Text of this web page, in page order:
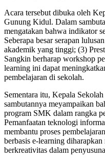
Acara tersebut dibuka oleh
Gunung Kidul. Dalam
mengatakan bahwa indikator
Seberapa besar serapan
akademik yang tinggi; (3)
Sangkin berharap workshop
learning ini dapat
pembelajaran di sekolah.
Sementara itu, Kepala
sambutannya meyampaikan
program SMK dalam rangka
Pemanfaatan teknologi
membantu proses
berbasis e-learning
berkreativitas dalam